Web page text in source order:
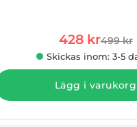
rea pris
428 kr499 kr
Skickas inom: 3-5
Lägg i varukorg